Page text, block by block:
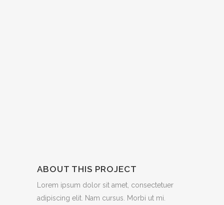
ABOUT THIS PROJECT
Lorem ipsum dolor sit amet, consectetuer
adipiscing elit. Nam cursus. Morbi ut mi.